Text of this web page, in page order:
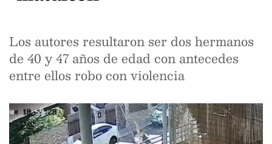
Los autores resultaron ser dos hermanos
de 40 y 47 años de edad con antecedes
entre ellos robo con violencia